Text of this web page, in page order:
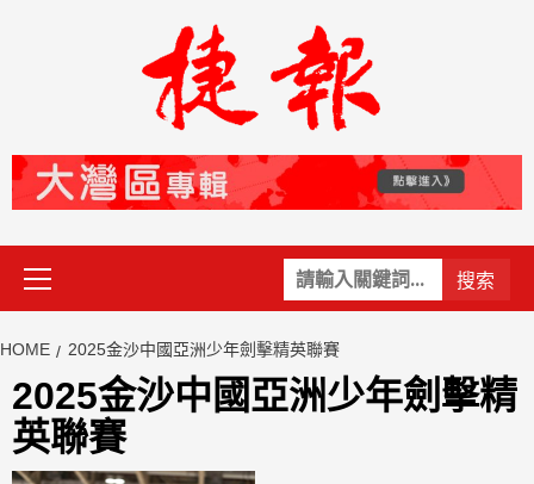
關
鍵
Primary
Menu
HOME 2025金沙中國亞洲少年劍擊精英聯賽
2025金沙中國亞洲少年劍擊精
英聯賽